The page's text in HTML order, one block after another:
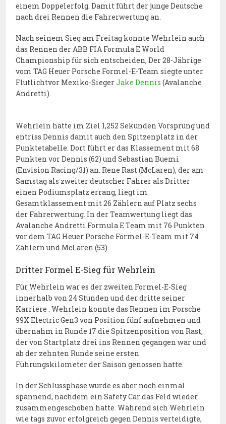
einem Doppelerfolg. Damit führt der junge Deutsche
nach drei Rennen die Fahrerwertung an.
Nach seinem Sieg am Freitag konnte Wehrlein auch
das Rennen der ABB FIA Formula E World
Championship für sich entscheiden, Der 28-Jährige
vom TAG Heuer Porsche Formel-E-Team siegte unter
Flutlichtvor Mexiko-SiegerJake Dennis (Avalanche
Andretti).
Wehrlein hatte im Ziel 1,252 Sekunden Vorsprung und
entriss Dennis damit auch den Spitzenplatz in der
Punktetabelle. Dort führt er das Klassement mit 68
Punkten vor Dennis (62) und Sebastian Buemi
(Envision Racing/31) an. Rene Rast (McLaren), der am
Samstag als zweiter deutscher Fahrer als Dritter
einen Podiumsplatz errang, liegt im
Gesamtklassement mit 26 Zählern auf Platz sechs
der Fahrerwertung. In der Teamwertung liegt das
Avalanche Andretti Formula E Team mit 76 Punkten
vor dem TAG Heuer Porsche Formel-E-Team mit 74
Zählern und McLaren (53).
Dritter Formel E-Sieg für Wehrlein
Für Wehrlein war es der zweiten Formel-E-Sieg
innerhalb von 24 Stunden und der dritte seiner
Karriere . Wehrlein konnte das Rennen im Porsche
99X Electric Gen3 von Position fünf aufnehmen und
übernahm in Runde 17 die Spitzenposition von Rast,
der von Startplatz drei ins Rennen gegangen war und
ab der zehnten Runde seine ersten
Führungskilometer der Saison genossen hatte.
In der Schlussphase wurde es aber noch einmal
spannend, nachdem ein Safety Car das Feld wieder
zusammengeschoben hatte. Während sich Wehrlein
wie tags zuvor erfolgreich gegen Dennis verteidigte,